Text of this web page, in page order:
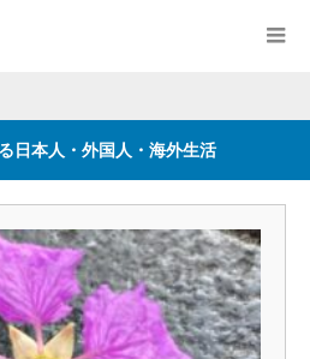
日本人・外国人・海外生活